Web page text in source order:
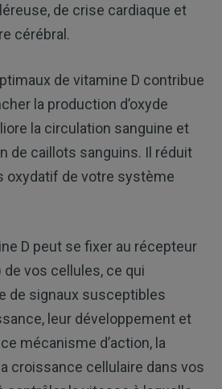
de crise cardiaque et
cérébral.
de vitamine D contribue
la production d’oxyde
la circulation sanguine et
de caillots sanguins. Il réduit
oxydatif de votre système
D peut se fixer au récepteur
de vos cellules, ce qui
de signaux susceptibles
leur développement et
mécanisme d’action, la
croissance cellulaire dans vos